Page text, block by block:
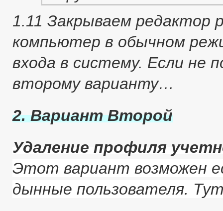
1.11 Закрываем редактор
компьютер в обычном
входа в систему. Если не
второму варианту…
2. Вариант Второй
Удаление профиля
Этот вариант возможен
дынные пользователя.